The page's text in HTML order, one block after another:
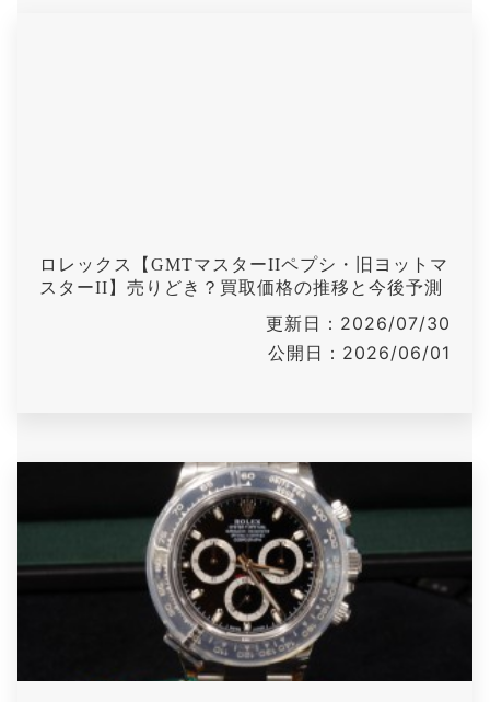
ロレックス【GMTマスターIIペプシ・旧ヨットマ
スターII】売りどき？買取価格の推移と今後予測
更新日：2026/07/30
公開日：2026/06/01